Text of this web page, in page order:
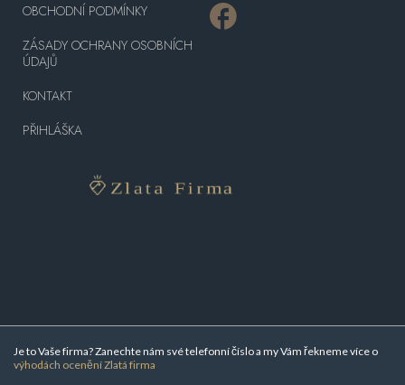
Je to Vaše firma? Zanechte nám své telefonní číslo a my Vám řekneme více o
výhodách ocenění Zlatá firma
OBCHODNÍ PODMÍNKY
ZÁSADY OCHRANY OSOBNÍCH
ÚDAJŮ
KONTAKT
PŘIHLÁŠKA